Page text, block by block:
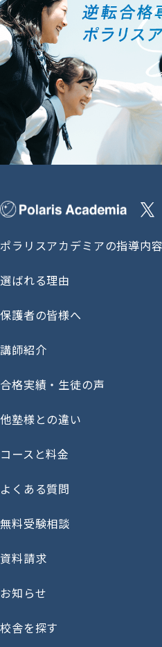
ポラリスアカデミアの指導内容
選ばれる理由
保護者の皆様へ
講師紹介
合格実績・生徒の声
他塾様との違い
コースと料金
よくある質問
無料受験相談
資料請求
お知らせ
校舎を探す